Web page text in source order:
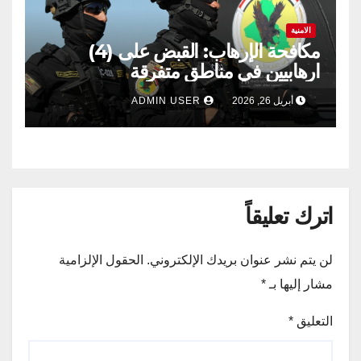
الامنية
مكافحة الإرهاب: القبض على (4)
ارهابيين في مناطق متفرقة
أبريل 26, 2026 ADMIN USER
اترك تعليقاً
لن يتم نشر عنوان بريدك الإلكتروني. الحقول الإلزامية
مشار إليها بـ *
التعليق *